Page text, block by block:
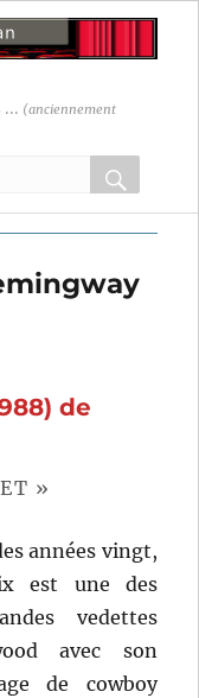
(anciennement
OK
de
»
années vingt,
est une des
vedettes
avec son
de cowboy